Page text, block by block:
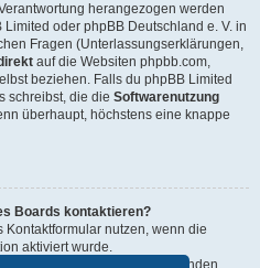
herangezogen werden
oder phpBB Deutschland e. V. in
Fragen (Unterlassungserklärungen,
auf die Websiten phpbb.com,
beziehen. Falls du phpBB Limited
schreibst, die die Softwarenutzung
überhaupt, höchstens eine knappe
Boards kontaktieren?
nutzen, wenn die
aktiviert wurde.
den Link „Das Team“ verwenden.